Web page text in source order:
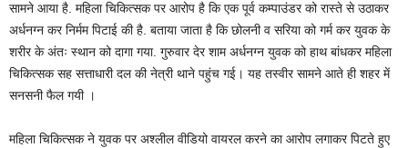
सामने आया है. महिला चिकित्सक पर आरोप है कि एक पूर्व कम्पाउंडर को रास्ते से उठाकर
अर्धनग्न कर निर्मम पिटाई की है. बताया जाता है कि छोलनी व सरिया को गर्म कर युवक के
शरीर के अंतः स्थान को दागा गया. गुरुवार देर शाम अर्धनग्न युवक को हाथ बांधकर महिला
चिकित्सक सह सत्ताधारी दल की नेत्री थाने पहुंच गई। यह तस्वीर सामने आते ही शहर में
सनसनी फैल गयी ।
महिला चिकित्सक ने युवक पर अश्लील वीडियो वायरल करने का आरोप लगाकर पिटते हुए